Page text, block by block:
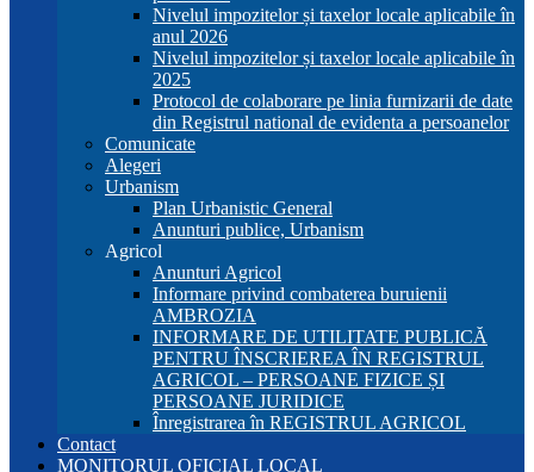
Nivelul impozitelor și taxelor locale aplicabile în
anul 2026
Nivelul impozitelor și taxelor locale aplicabile în
2025
Protocol de colaborare pe linia furnizarii de date
din Registrul national de evidenta a persoanelor
Comunicate
Alegeri
Urbanism
Plan Urbanistic General
Anunturi publice, Urbanism
Agricol
Anunturi Agricol
Informare privind combaterea buruienii
AMBROZIA
INFORMARE DE UTILITATE PUBLICĂ
PENTRU ÎNSCRIEREA ÎN REGISTRUL
AGRICOL – PERSOANE FIZICE ȘI
PERSOANE JURIDICE
Înregistrarea în REGISTRUL AGRICOL
Contact
MONITORUL OFICIAL LOCAL